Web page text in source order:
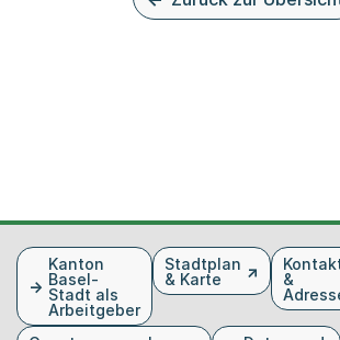
FusszeileKanton
Basel-
Stadt als
Arbeitgeber
Stadtplan
& Karte
&